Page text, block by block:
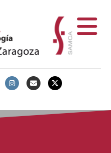
InstagramEmail X-twitter